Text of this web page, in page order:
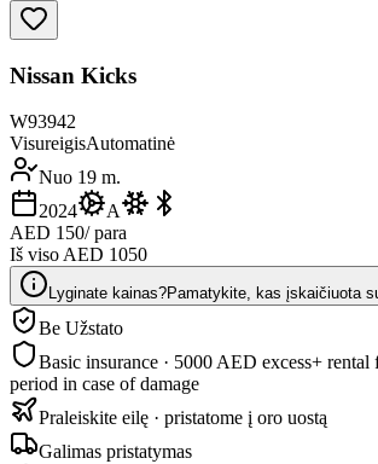
Nissan Kicks
W93942
VisureigisAutomatinė
Nuo 19 m.
2024
A
AED 150/ para
Iš viso AED 1050
Lyginate kainas?Pamatykite, kas įskaičiuota
Be Užstato
Basic insurance · 5000 AED excess+ rental
period in case of damage
Praleiskite eilę · pristatome į oro uostą
Galimas pristatymas